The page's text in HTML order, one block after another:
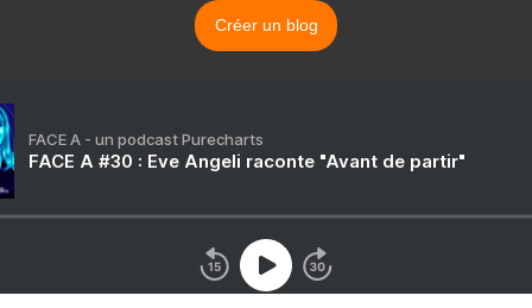
Créer un blog
FACE A - un podcast Purecharts
FACE A #30 : Eve Angeli raconte "Avant de partir"